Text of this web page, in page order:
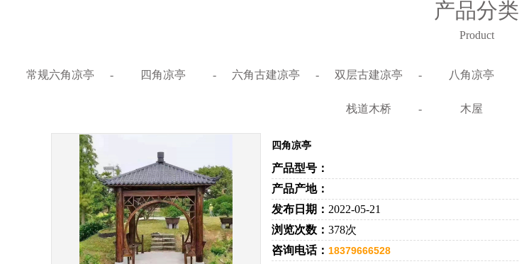
产品分类
Product
常规六角凉亭 - 四角凉亭 - 六角古建凉亭 - 双层古建凉亭 - 八角凉亭
栈道木桥 - 木屋
四角凉亭
产品型号：
产品产地：
发布日期： 2022-05-21
浏览次数： 378次
咨询电话： 18379666528